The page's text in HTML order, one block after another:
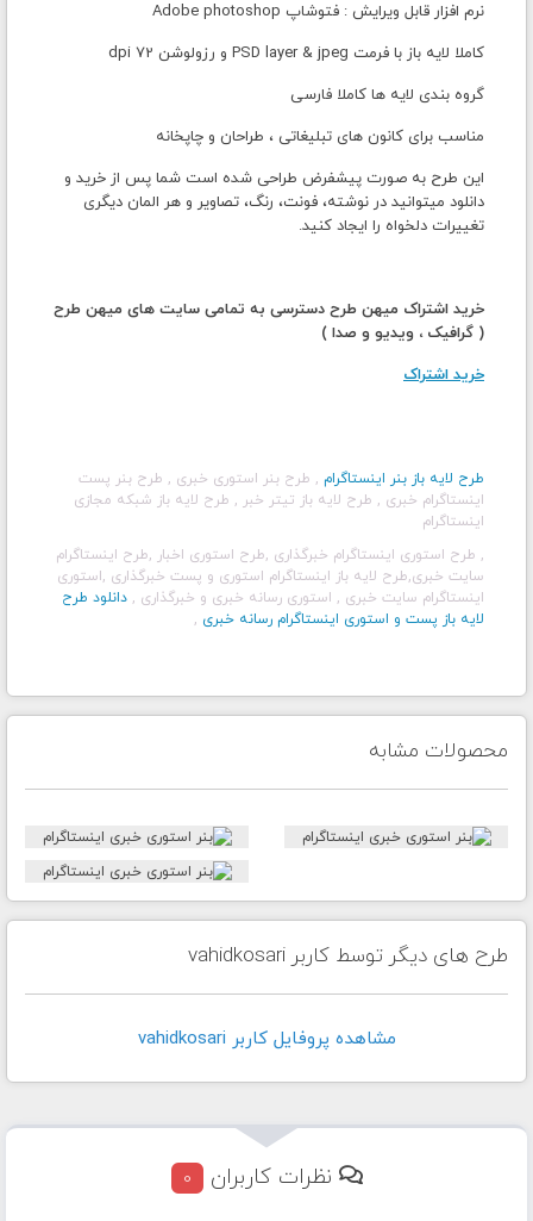
نرم افزار قابل ویرایش : فتوشاپ Adobe photoshop
کاملا لایه باز با فرمت PSD layer & jpeg و رزولوشن 72 dpi
گروه بندی لایه ها کاملا فارسی
مناسب برای کانون های تبلیغاتی ، طراحان و چاپخانه
این طرح به صورت پیشفرض طراحی شده است شما پس از خرید و
دانلود میتوانید در نوشته، فونت، رنگ، تصاویر و هر المان دیگری
تغییرات دلخواه را ایجاد کنید.
خرید اشتراک میهن طرح دسترسی به تمامی سایت های میهن طرح
( گرافیک ، ویدیو و صدا )
خرید اشتراک
طرح لایه باز بنر اینستاگرام , طرح بنر استوری خبری , طرح بنر پست
اینستاگرام خبری , طرح لایه باز تیتر خبر , طرح لایه باز شبکه مجازی
اینستاگرام
, طرح استوری اینستاگرام خبرگذاری ,طرح استوری اخبار ,طرح اینستاگرام
سایت خبری,طرح لایه باز اینستاگرام استوری و پست خبرگذاری ,استوری
اینستاگرام سایت خبری , استوری رسانه خبری و خبرگذاری , دانلود طرح
لایه باز پست و استوری اینستاگرام رسانه خبری ,
محصولات مشابه
طرح های دیگر توسط کاربر vahidkosari
مشاهده پروفايل کاربر vahidkosari
نظرات کاربران 0